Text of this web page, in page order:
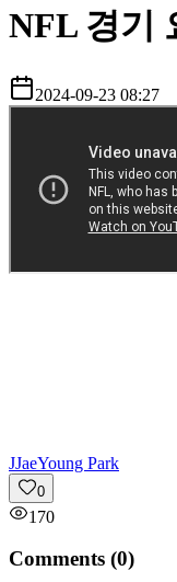
NFL 경기
2024-09-23 08:27
JJaeYoung Park
0
170
Comments (0)